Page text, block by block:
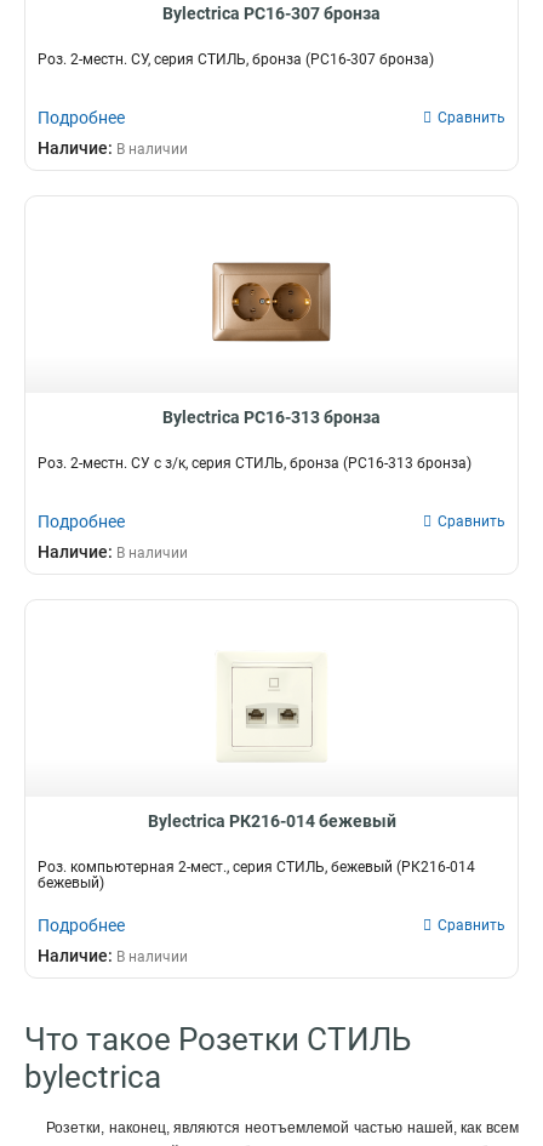
Bylectrica РС16-307 бронза
Роз. 2-местн. СУ, серия СТИЛЬ, бронза (РС16-307 бронза)
Подробнее Сравнить
Наличие: В наличии
Bylectrica РС16-313 бронза
Роз. 2-местн. СУ с з/к, серия СТИЛЬ, бронза (РС16-313 бронза)
Подробнее Сравнить
Наличие: В наличии
Bylectrica РК216-014 бежевый
Роз. компьютерная 2-мест., серия СТИЛЬ, бежевый (РК216-014
бежевый)
Подробнее Сравнить
Наличие: В наличии
Что такое Розетки СТИЛЬ
bylectrica
Розетки, наконец, являются неотъемлемой частью нашей, как всем